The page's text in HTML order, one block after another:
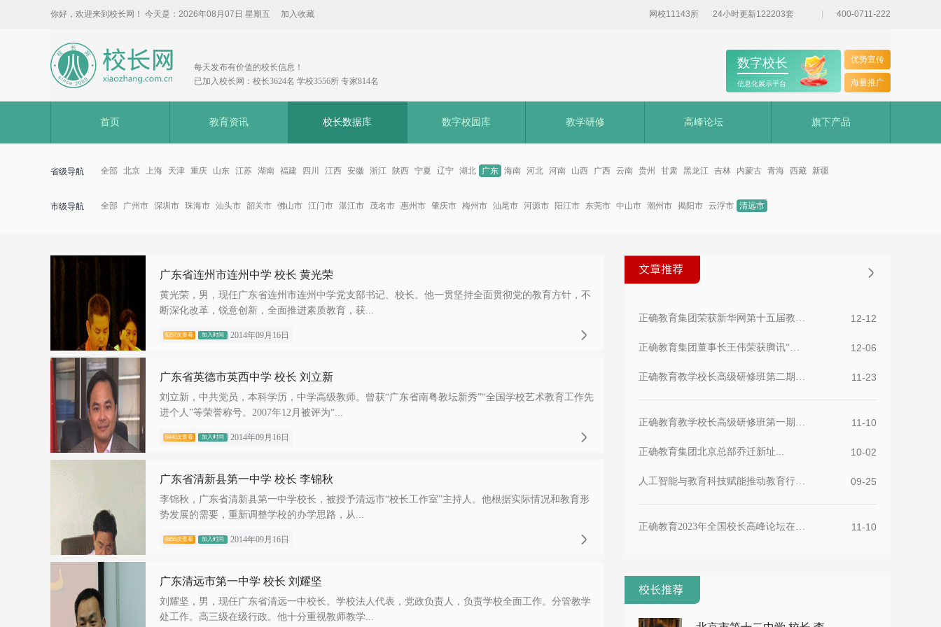
你好，欢迎来到校长网！ 今天是： 2026年08月07日 星期五 加入收藏 400-0711-222
24小时更新122203套
网校11143所
每天发布有价值的校长信息！
已加入校长网：校长3624名 学校3556所 专家814名
优势宣传
海量推广
数字校长
信息化展示平台
首页 教育资讯 校长数据库 数字校园库 教学研修 高峰论坛 旗下产品
省级导航 全部 北京 上海 天津 重庆 山东 江苏 湖南 福建 四川 江西 安徽 浙江 陕西 宁夏 辽宁 湖北 广东 海南 河北 河南 山西 广西 云南 贵州 甘肃 黑龙江 吉林 内蒙古 青海 西藏 新疆
市级导航 全部 广州市 深圳市 珠海市 汕头市 韶关市 佛山市 江门市 湛江市 茂名市 惠州市 肇庆市 梅州市 汕尾市 河源市 阳江市 东莞市 中山市 潮州市 揭阳市 云浮市 清远市
广东省连州市连州中学 校长 黄光荣
黄光荣，男，现任广东省连州市连州中学党支部书记、校长。他一贯坚持全面贯彻党的教育方针，不
断深化改革，锐意创新，全面推进素质教育，获...
6257次查看 加入时间 2014年09月16日 
广东省英德市英西中学 校长 刘立新
刘立新，中共党员，本科学历，中学高级教师。曾获“广东省南粤教坛新秀”“全国学校艺术教育工作先
进个人”等荣誉称号。2007年12月被评为“...
6840次查看 加入时间 2014年09月16日 
广东省清新县第一中学 校长 李锦秋
李锦秋，广东省清新县第一中学校长，被授予清远市“校长工作室”主持人。他根据实际情况和教育形
势发展的需要，重新调整学校的办学思路，从...
6855次查看 加入时间 2014年09月16日 
广东清远市第一中学 校长 刘耀坚
刘耀坚，男，现任广东省清远一中校长。学校法人代表，党政负责人，负责学校全面工作。分管教学
处工作。高三级在级行政。他十分重视教师教学...

正确教育集团荣获新华网第十五届教育论坛榜样集团优秀... 12-12
正确教育集团董事长王伟荣获腾讯“教育行业影响力人物... 12-06
正确教育教学校长高级研修班第二期在京举办... 11-23
正确教育教学校长高级研修班第一期在京举办... 11-10
正确教育集团北京总部乔迁新址... 10-02
人工智能与教育科技赋能推动教育行业的创新与进步... 09-25
正确教育2023年全国校长高峰论坛在京举办... 11-10